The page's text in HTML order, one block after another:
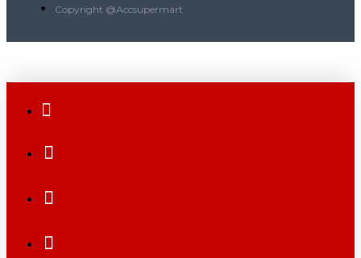
Copyright @Accsupermart